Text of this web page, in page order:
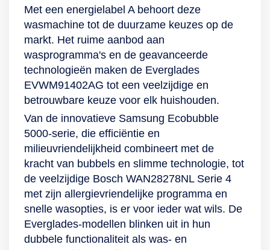
Met een energielabel A behoort deze
wasmachine tot de duurzame keuzes op de
markt. Het ruime aanbod aan
wasprogramma's en de geavanceerde
technologieën maken de Everglades
EVWM91402AG tot een veelzijdige en
betrouwbare keuze voor elk huishouden.
Van de innovatieve Samsung Ecobubble
5000-serie, die efficiëntie en
milieuvriendelijkheid combineert met de
kracht van bubbels en slimme technologie, tot
de veelzijdige Bosch WAN28278NL Serie 4
met zijn allergievriendelijke programma en
snelle wasopties, is er voor ieder wat wils. De
Everglades-modellen blinken uit in hun
dubbele functionaliteit als was- en